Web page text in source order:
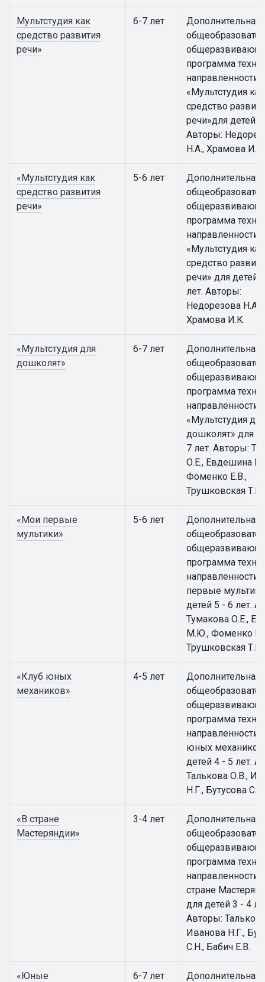
Мультстудия как
средство развития
речи»
6-7 лет
Дополнительная
программа
направленности
«Мультстудия как
средство
речи»для детей 6
Авторы:
Н.А., Храмова И.К.
«Мультстудия как
средство развития
речи»
5-6 лет
Дополнительная
программа
направленности
«Мультстудия как
средство
речи» для детей
лет. Авторы:
Недорезова Н.А.,
Храмова И.К.
«Мультстудия для
дошколят»
6-7 лет
Дополнительная
программа
направленности
«Мультстудия для
дошколят» для
7 лет. Авторы:
О.Е., Евдешина
Фоменко Е.В.,
Трушковская Т.Е.
«Мои первые
мультики»
5-6 лет
Дополнительная
программа
направленности
первые
детей 5 - 6 лет.
Тумакова О.Е.,
М.Ю., Фоменко
Трушковская Т.Е.
«Клуб юных
механиков»
4-5 лет
Дополнительная
программа
направленности
юных
детей 4 - 5 лет.
Талькова О.В.,
Н.Г., Бутусова С.Н.
«В стране
Мастеряндии»
3-4 лет
Дополнительная
программа
направленности
стране
для детей 3 - 4
Авторы:
Иванова Н.Г.,
С.Н., Бабич Е.В.
«Юные
6-7 лет
Дополнительная